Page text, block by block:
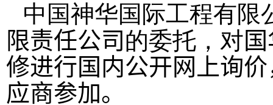
中国神华国际工程有限
限责任公司 的委托，对
修进行国内公开网上询
应商参加。